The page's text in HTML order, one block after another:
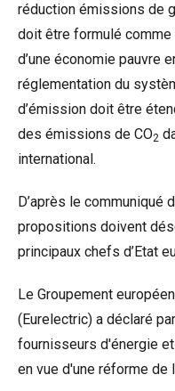
réduction émissions de
doit être formulé
d’une économie pauvre
réglementation du
d’émission doit être
des émissions de CO2
international.
D’après le communiqué
propositions doivent
principaux chefs d’Etat
Le Groupement
(Eurelectric) a déclaré
fournisseurs d'énergie
en vue d'une réforme de